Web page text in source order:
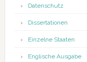
Datenschutz
Dissertationen
Einzelne Staaten
Englische Ausgabe